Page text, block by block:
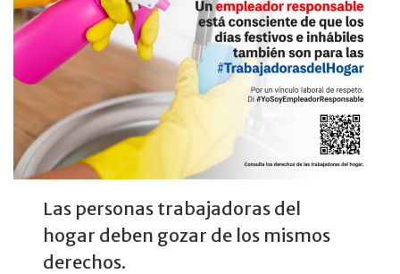
Las personas trabajadoras del
hogar deben gozar de los mismos
derechos.